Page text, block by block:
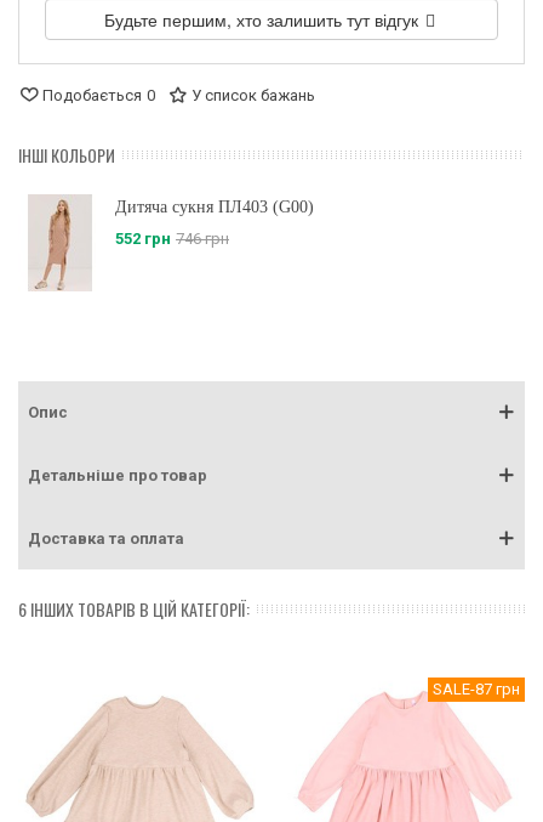
Будьте першим, хто залишить тут відгук
Подобається 0 У список бажань
ІНШІ КОЛЬОРИ
Дитяча сукня ПЛ403 (G00)
552 грн 746 грн
Опис
Детальніше про товар
Доставка та оплата
6 ІНШИХ ТОВАРІВ В ЦІЙ КАТЕГОРІЇ:
SALE-87 грн